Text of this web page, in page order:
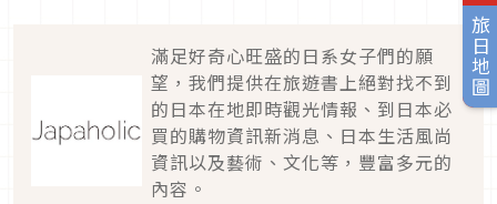
旅日地圖
滿足好奇心旺盛的日系女子們的願
望，我們提供在旅遊書上絕對找不到
的日本在地即時觀光情報、到日本必
買的購物資訊新消息、日本生活風尚
資訊以及藝術、文化等，豐富多元的
內容。